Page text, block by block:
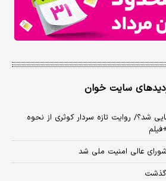
سایت خوان
شد؟/ روایت تازه سردار کوثری از نحوه
عالی امنیت ملی شد